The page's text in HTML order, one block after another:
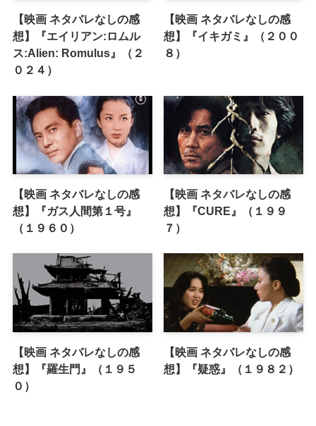
【映画 ネタバレなしの感
想】『エイリアン:ロムル
ス:Alien: Romulus』（２
０２４）
【映画 ネタバレなしの感
想】『イキガミ』（２００
８）
【映画 ネタバレなしの感
想】『ガス人間第１号』
（１９６０）
【映画 ネタバレなしの感
想】『CURE』（１９９
７）
【映画 ネタバレなしの感
想】『羅生門』（１９５
０）
【映画 ネタバレなしの感
想】『疑惑』（１９８２）